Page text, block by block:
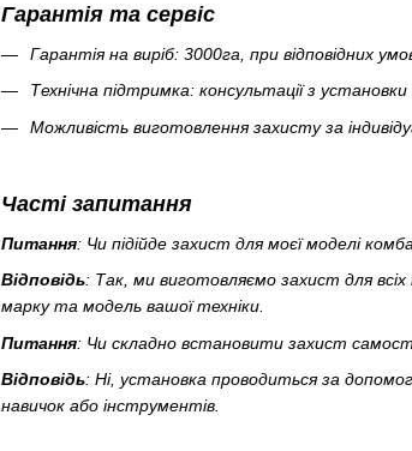
Гарантія та сервіс
Гарантія на виріб: 3000га, при відповідних
Технічна підтримка: консультації з
Можливість виготовлення захисту за
Часті запитання
Питання: Чи підійде захист для моєї моделі
Відповідь: Так, ми виготовляємо захист для
марку та модель вашої техніки.
Питання: Чи складно встановити захист
Відповідь: Ні, установка проводиться за
навичок або інструментів.